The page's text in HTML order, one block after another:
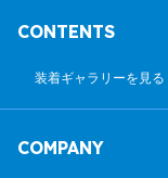
CONTENTS
装着ギャラリーを見る
COMPANY